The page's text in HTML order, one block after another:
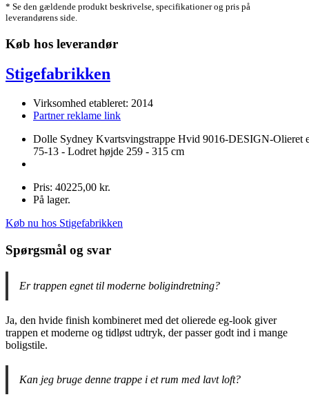
* Se den gældende produkt beskrivelse, specifikationer og pris på
leverandørens side.
Køb hos leverandør
Stigefabrikken
Virksomhed etableret: 2014
Partner reklame link
Dolle Sydney Kvartsvingstrappe Hvid 9016-DESIGN-Olieret
75-13 - Lodret højde 259 - 315 cm
Pris: 40225,00 kr.
På lager.
Køb nu hos Stigefabrikken
Spørgsmål og svar
Er trappen egnet til moderne boligindretning?
Ja, den hvide finish kombineret med det olierede eg-look giver
trappen et moderne og tidløst udtryk, der passer godt ind i mange
boligstile.
Kan jeg bruge denne trappe i et rum med lavt loft?